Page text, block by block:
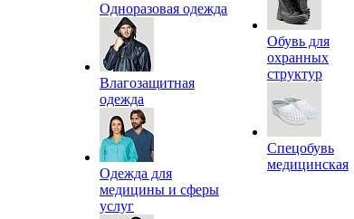
Одноразовая одежда
Влагозащитная
одежда
Одежда для
медицины и сферы
услуг
Обувь для
охранных
структур
Спецобувь
медицинская